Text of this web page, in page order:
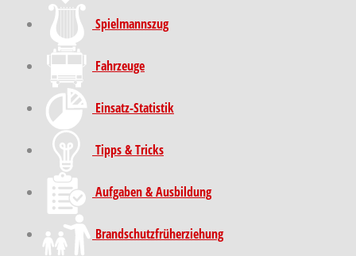
Spielmannszug
Fahrzeuge
Einsatz-Statistik
Tipps & Tricks
Aufgaben & Ausbildung
Brand­schutz­früh­erziehung